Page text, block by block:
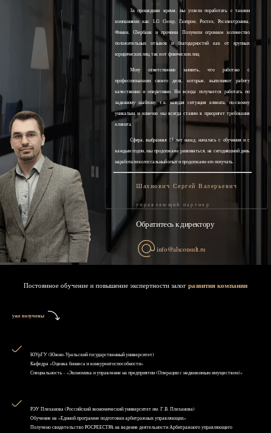
За прошедшее время, мы успели поработать с такими
компаниями как: LG Group, Газпром, Ростех, Росэлектроника,
Финам, Сбербанк и прочими. Получили огромное количество
положительных отзывов и благодарностей как от крупных
юридических лиц, так и от физических лиц.
Могу ответственно заявить, что работаю с
профессионалами своего дела, которые, выполняют работу
качественно и оперативно. Ни всегда получается работать по
заданному шаблону, т.к. каждая ситуация клиента, по-своему
уникальна и конечно мы всегда ставим в приоритет требования
клиента.
Сфера, выбранная 15 лет назад, началась с обучения и с
каждым годом, мы продолжаем развиваться, на сегодняшний день
наработали колоссальный опыт и продолжаем его получать.
Шахнович Сергей Валерьевич
управляющий партнер
Обратитесь к директору
info@alsconsult.ru
Постоянное обучение и повышение экспертности залог развития компании
уже получены
ЮУрГУ (Южно-Уральский государственный университет)
Кафедра «Оценка бизнеса и конкурентоспособности»
Специальность - «Экономика и управление на предприятии (Операции с недвижимым имуществом)»
РЭУ Плеханова (Российский экономический университет им. Г.В. Плеханова)
Обучение на «Единой программе подготовки арбитражных управляющих»
Получено свидетельство РОСРЕЕСТРА на ведение деятельности Арбитражного управляющего